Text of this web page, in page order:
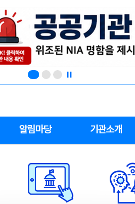
알림마당 기관소개